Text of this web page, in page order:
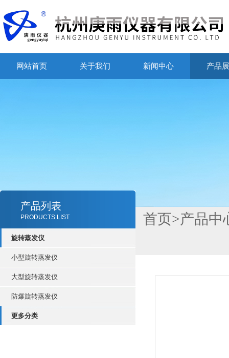
网站首页 关于我们 新闻中心 产品
产品列表
PRODUCTS LIST
旋转蒸发仪
小型旋转蒸发仪
大型旋转蒸发仪
防爆旋转蒸发仪
更多分类
首页>产品中